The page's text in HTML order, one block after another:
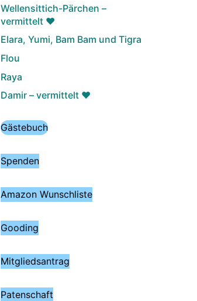
Wellensittich-Pärchen –
vermittelt ♥️
Elara, Yumi, Bam Bam und Tigra
Flou
Raya
Damir – vermittelt ♥️
Gästebuch
Spenden
Amazon Wunschliste
Gooding
Mitgliedsantrag
Patenschaft